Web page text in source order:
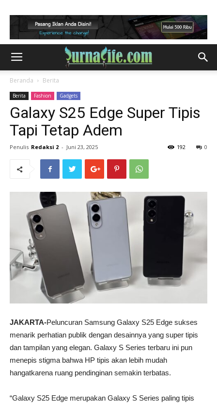
Beranda Berita
Berita Fashion Gadgets
Galaxy S25 Edge Super Tipis
Tapi Tetap Adem
Penulis Redaksi 2 - Juni 23, 2025 0
192
JAKARTA-Peluncuran Samsung Galaxy S25 Edge sukses
menarik perhatian publik dengan desainnya yang super tipis
dan tampilan yang elegan. Galaxy S Series terbaru ini pun
menepis stigma bahwa HP tipis akan lebih mudah
hangatkarena ruang pendinginan semakin terbatas.
“Galaxy S25 Edge merupakan Galaxy S Series paling tipis